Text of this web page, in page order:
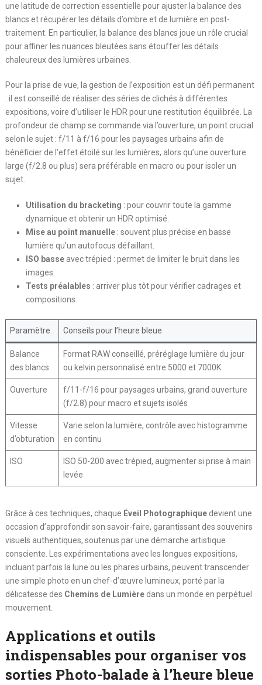
une latitude de correction essentielle pour ajuster la balance des
blancs et récupérer les détails d’ombre et de lumière en post-
traitement. En particulier, la balance des blancs joue un rôle crucial
pour affiner les nuances bleutées sans étouffer les détails
chaleureux des lumières urbaines.
Pour la prise de vue, la gestion de l’exposition est un défi permanent
: il est conseillé de réaliser des séries de clichés à différentes
expositions, voire d’utiliser le HDR pour une restitution équilibrée. La
profondeur de champ se commande via l’ouverture, un point crucial
selon le sujet : f/11 à f/16 pour les paysages urbains afin de
bénéficier de l’effet étoilé sur les lumières, alors qu’une ouverture
large (f/2.8 ou plus) sera préférable en macro ou pour isoler un
sujet.
Utilisation du bracketing : pour couvrir toute la gamme
dynamique et obtenir un HDR optimisé.
Mise au point manuelle: souvent plus précise en basse
lumière qu’un autofocus défaillant.
ISO basseavec trépied : permet de limiter le bruit dans les
images.
Tests préalables : arriver plus tôt pour vérifier cadrages et
compositions.
Paramètre Conseils pour l’heure bleue
Balance
des blancs
Format RAW conseillé, préréglage lumière du jour
ou kelvin personnalisé entre 5000 et 7000K
Ouverture
f/11-f/16 pour paysages urbains, grand ouverture
(f/2.8) pour macro et sujets isolés
Vitesse
d’obturation
Varie selon la lumière, contrôle avec histogramme
en continu
ISO
ISO 50-200 avec trépied, augmenter si prise à main
levée
Grâce à ces techniques, chaque Éveil Photographiquedevient une
occasion d’approfondir son savoir-faire, garantissant des souvenirs
visuels authentiques, soutenus par une démarche artistique
consciente. Les expérimentations avec les longues expositions,
incluant parfois la lune ou les phares urbains, peuvent transcender
une simple photo en un chef-d’œuvre lumineux, porté par la
délicatesse des Chemins de Lumièredans un monde en perpétuel
mouvement.
Applications et outils
indispensables pour organiser vos
sorties Photo-balade à l’heure bleue